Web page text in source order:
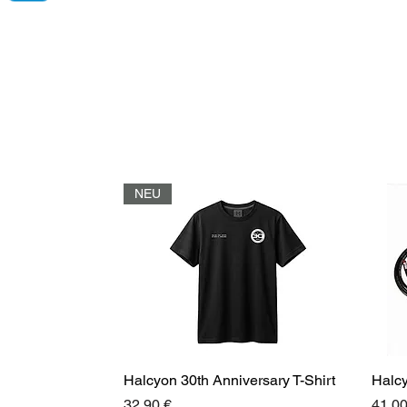
NEU
Halcyon 30th Anniversary T-Shirt